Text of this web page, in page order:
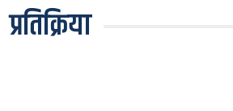
प्रतिक्रिया